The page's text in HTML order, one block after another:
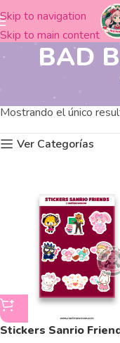
Skip to navigation
Skip to main content
BAD
Productos
Mostrando el único
Ver Categorías
Stickers Sanrio